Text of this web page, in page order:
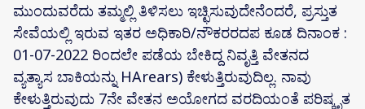
ಮುಂದುವರೆದು ತಮ್ಮಲ್ಲಿ ತಿಳಿಸಲು ಇಚ್ಛಿಸುವುದೇನೆಂದರೆ, ಪ್ರಸ್ತುತ
ಸೇವೆಯಲ್ಲಿ ಇರುವ ಇತರ ಅಧಿಕಾರಿ/ನೌಕರರದಪ ಕೂಡ ದಿನಾಂಕ :
01-07-2022 ರಿಂದಲೇ ಪಡೆಯ ಬೇಕಿದ್ದ ನಿವೃತ್ತಿ ವೇತನದ
ವ್ಯತ್ಯಾಸ ಬಾಕಿಯನ್ನು HArears) ಕೇಳುತ್ತಿರುವುದಿಲ್ಲ. ನಾವು
ಕೇಳುತ್ತಿರುವುದು 7ನೇ ವೇತನ ಅಯೋಗದ ವರದಿಯಂತೆ ಪರಿಷ್ಕೃತ